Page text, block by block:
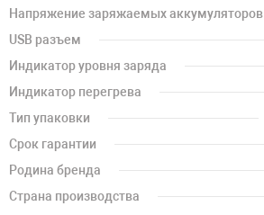
Напряжение заряжаемых аккумуляторов
USB разъем
Индикатор уровня заряда
Индикатор перегрева
Тип упаковки
Срок гарантии
Родина бренда
Страна производства